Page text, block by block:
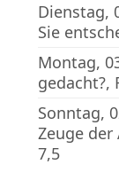
Dienstag,
Sie
Montag,
gedacht?,
Sonntag,
Zeuge der
7,5